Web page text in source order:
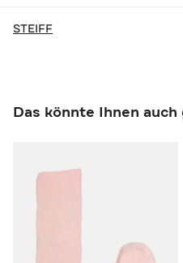
STEIFF
Das könnte Ihnen auch